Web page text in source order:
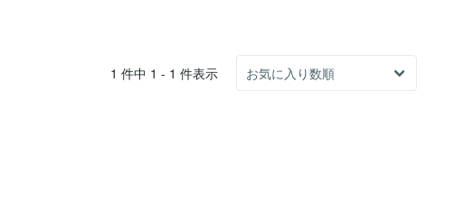
1 件中 1 - 1 件表示